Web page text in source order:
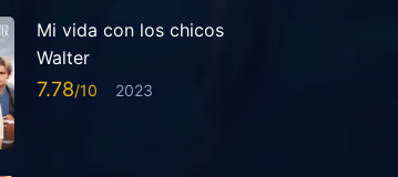
Mi vida con los chicos
Walter
7.78 2023